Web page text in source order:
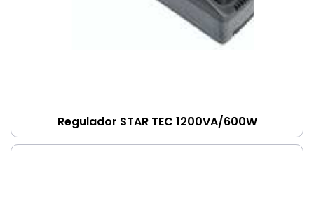
Regulador STAR TEC 1200VA/600W